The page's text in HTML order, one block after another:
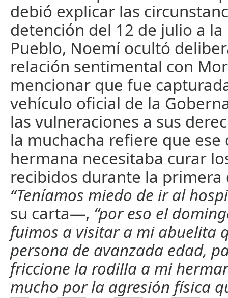
debió explicar las
detención del 12 de julio a
Pueblo, Noemí ocultó
relación sentimental con
mencionar que fue
vehículo oficial de la
las vulneraciones a sus
la muchacha refiere que
hermana necesitaba curar
recibidos durante la primera
“Teníamos miedo de ir al
su carta—, “por eso el
fuimos a visitar a mi abuelita
persona de avanzada edad,
friccione la rodilla a mi
mucho por la agresión física